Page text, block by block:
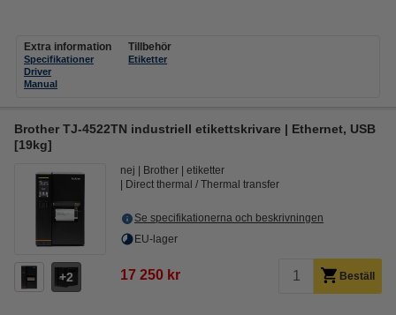
Extra information
Specifikationer
Driver
Manual
Tillbehör
Etiketter
Brother TJ-4522TN industriell etikettskrivare | Ethernet, USB
[19kg]
2
nej Brother
etiketter
Direct thermal / Thermal transfer
Se specifikationerna och beskrivningen
EU-lager
17 250 kr Beställ